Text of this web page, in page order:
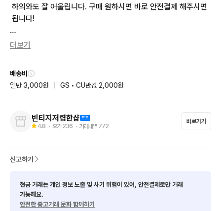
하의와도 잘 어울립니다. 구매 원하시면 바로 안전결제 해주시면
됩니다!
가슴54
더보기
배송비
일반 3,000원
GS • CU반값 2,000원
빈티지저렴한샵
4.8 ・ 후기 236 ・ 거래내역 772
바로가기
신고하기
현금 거래는 개인 정보 노출 및 사기 위험이 있어, 안전결제로만 거래
가능해요.
안전한 중고거래 문화 함께하기